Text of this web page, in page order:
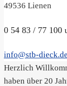
49536 Lienen
0 54 83 / 77 100
info@stb-dieck.de
Herzlich
haben über 20